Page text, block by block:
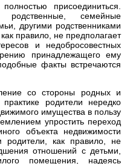
присоединиться.
родственные, семейные
другими родственниками
правило, не предполагает
и недобросовестных
принадлежащего ему
факты встречаются
со стороны родных и
родители нередко
имущества в пользу
упростить переход
объекта недвижимости
как правило, не
отношений с детьми,
помещения, надеясь